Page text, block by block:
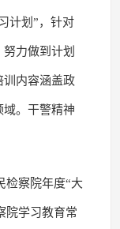
计划”，针对
力做到计划
训内容涵盖政
。干警精神
检察院年度“大
院学习教育常